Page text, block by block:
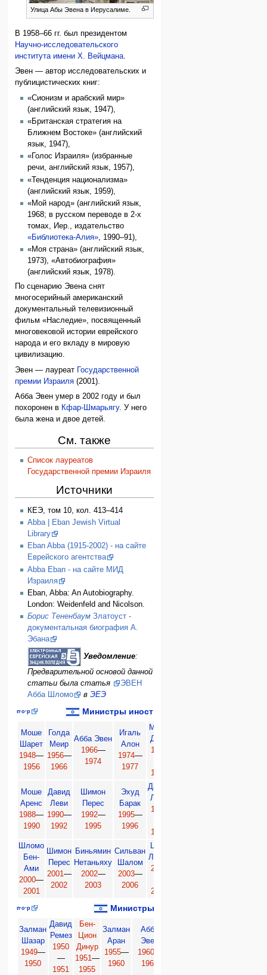
Улица Абы Эвена в Иерусалиме.
В 1958–66 гг. был президентом
Научно-исследовательского
института имени Х. Вейцмана.
Эвен — автор исследовательских и
публицистических книг:
«Сионизм и арабский мир»
(английский язык, 1947),
«Британская стратегия на
Ближнем Востоке» (английский
язык, 1947),
«Голос Израиля» (избранные
речи, английский язык, 1957),
«Тенденция национализма»
(английский язык, 1959),
«Мой народ» (английский язык,
1968; в русском переводе в 2-х
томах, Иер., издательство
«Библиотека-Алия», 1990–91),
«Моя страна» (английский язык,
1973), «Автобиография»
(английский язык, 1978).
По сценарию Эвена снят
многосерийный американский
документальный телевизионный
фильм «Наследие», посвященный
многовековой истории еврейского
народа и его вкладу в мировую
цивилизацию.
Эвен — лауреат Государственной
премии Израиля (2001).
Абба Эвен умер в 2002 году и был
похоронен в Кфар-Шмарьягу. У него
была жена и двое детей.
См. также
Список лауреатов
Государственной премии Израиля
Источники
КЕЭ, том 10, кол. 413–414
Abba | Eban Jewish Virtual
Library
Eban Abba (1915-2002) - на сайте
Еврейского агентства
Abba Eban - на сайте МИД
Израиля
Eban, Abba: An Autobiography.
London: Weidenfeld and Nicolson.
Борис ТененбаумЗлатоуст -
документальная биография А.
Эбана
Уведомление:
Предварительной основой данной
статьи была статья
ЭВЕН
Абба Шломо
в ЭЕЭ
п·о·р Министры иностранных дел Израиля
Моше
Шарет
1948—
1956
Голда
Меир
1956—
1966
Абба Эвен
1966—
1974
Игаль
Алон
1974—
1977
Моше
Даян
1977
1979
Моше
Аренс
1988—
1990
Давид
Леви
1990—
1992
Шимон
Перес
1992—
1995
Эхуд
Барак
1995—
1996
Давид
Леви
1996
1998
Шломо
Бен-
Ами
2000—
2001
Шимон
Перес
2001—
2002
Биньямин
Нетаньяху
2002—
2003
Сильван
Шалом
2003—
2006
Ципи
Ливни
2006
2009
п·о·р Министры образования Израиля
Залман
Шазар
1949—
1950
Давид
Ремез
1950
—
1951
Бен-
Цион
Динур
1951—
1955
Залман
Аран
1955—
1960
Абба
Эвен
1960
1963